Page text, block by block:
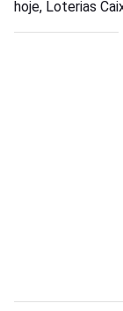
hoje, Loterias